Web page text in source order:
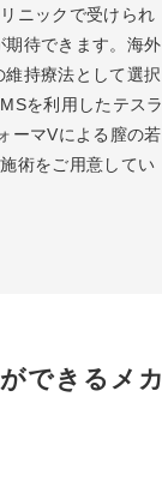
ニックで受けられ
待できます。海外
持療法として選択
を利用したテス
ーマVによる膣の若
術をご用意してい
できるメ